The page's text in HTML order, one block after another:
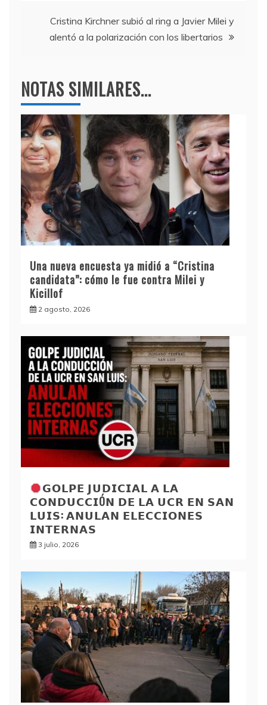
k
entradas
Cristina Kirchner subió al ring a Javier Milei y
alentó a la polarización con los libertarios
NOTAS SIMILARES...
Una nueva encuesta ya midió a “Cristina
candidata”: cómo le fue contra Milei y
Kicillof
2 agosto, 2026
𝗚𝗢𝗟𝗣𝗘 𝗝𝗨𝗗𝗜𝗖𝗜𝗔𝗟 𝗔 𝗟𝗔
𝗖𝗢𝗡𝗗𝗨𝗖𝗖𝗜Ó𝗡 𝗗𝗘 𝗟𝗔 𝗨𝗖𝗥 𝗘𝗡 𝗦𝗔𝗡
𝗟𝗨𝗜𝗦: 𝗔𝗡𝗨𝗟𝗔𝗡 𝗘𝗟𝗘𝗖𝗖𝗜𝗢𝗡𝗘𝗦
𝗜𝗡𝗧𝗘𝗥𝗡𝗔𝗦
3 julio, 2026